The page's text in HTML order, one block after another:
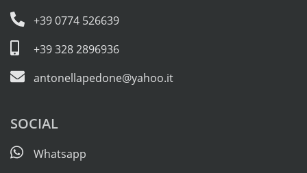
+39 0774 526639
+39 328 2896936
antonellapedone@yahoo.it
SOCIAL
Whatsapp